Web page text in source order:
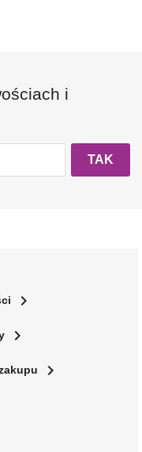
i
navigate_next
navigate_next
navigate_next